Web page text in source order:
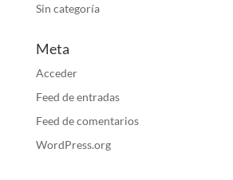
Sin categoría
Meta
Acceder
Feed de entradas
Feed de comentarios
WordPress.org